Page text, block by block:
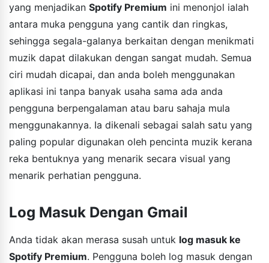
yang menjadikan Spotify Premium ini menonjol ialah
antara muka pengguna yang cantik dan ringkas,
sehingga segala-galanya berkaitan dengan menikmati
muzik dapat dilakukan dengan sangat mudah. Semua
ciri mudah dicapai, dan anda boleh menggunakan
aplikasi ini tanpa banyak usaha sama ada anda
pengguna berpengalaman atau baru sahaja mula
menggunakannya. Ia dikenali sebagai salah satu yang
paling popular digunakan oleh pencinta muzik kerana
reka bentuknya yang menarik secara visual yang
menarik perhatian pengguna.
Log Masuk Dengan Gmail
Anda tidak akan merasa susah untuk log masuk ke
Spotify Premium. Pengguna boleh log masuk dengan